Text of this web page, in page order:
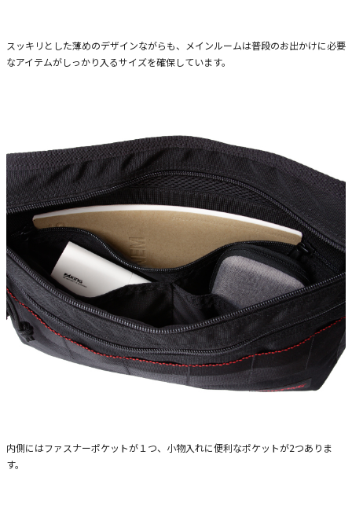
スッキリとした薄めのデザインながらも、メインルームは普段のお出かけに必要
なアイテムがしっかり入るサイズを確保しています。
内側にはファスナーポケットが１つ、小物入れに便利なポケットが2つありま
す。